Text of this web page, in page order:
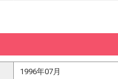
1996年07月